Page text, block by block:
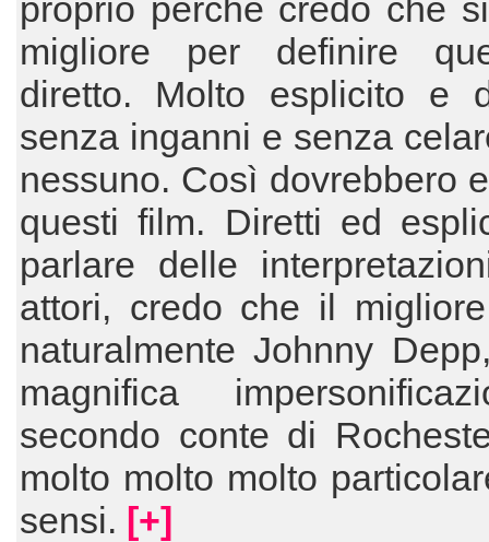
proprio perchè credo che
migliore per definire
diretto. Molto esplicito e
senza inganni e senza
nessuno. Così dovrebbero
questi film. Diretti ed
parlare delle
attori, credo che il
naturalmente Johnny
magnifica
secondo conte di
molto molto molto
sensi. [+]